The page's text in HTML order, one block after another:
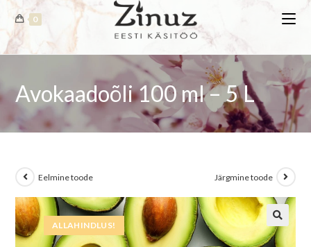
0
Avokaadoõli 100 ml – 5 L
ALLAHINDLUS!
Eelmine toode Järgmine toode